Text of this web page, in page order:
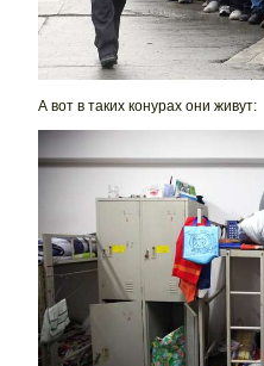
А вот в таких конурах они живут: